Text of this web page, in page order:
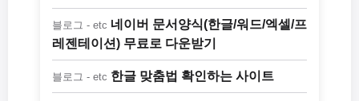
블로그 - etc 네이버 문서양식(한글/워드/엑셀/프
레젠테이션) 무료로 다운받기
블로그 - etc 한글 맞춤법 확인하는 사이트